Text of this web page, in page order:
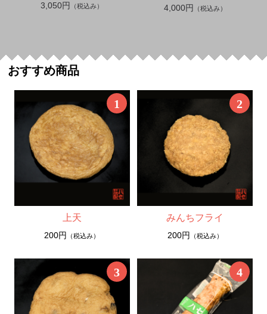
3,050円 （税込み） 4,000円 （税込み）
おすすめ商品
1
上天
200円 （税込み）
2
みんちフライ
200円 （税込み）
3 4